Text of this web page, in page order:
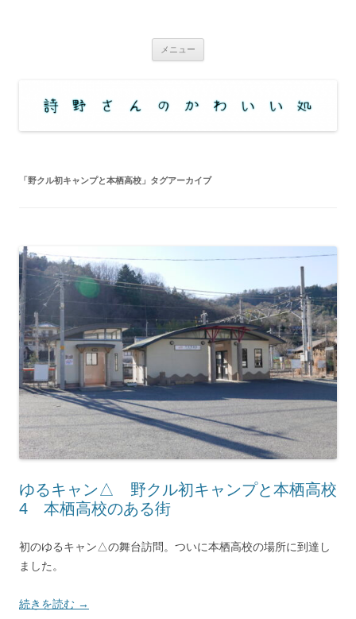
メニュー
「野クル初キャンプと本栖高校 」タグアーカイブ
ゆるキャン△ 野クル初キャンプと本栖高校
4 本栖高校のある街
初のゆるキャン△の舞台訪問。ついに本栖高校の場所に到達し
ました。
続きを読む →